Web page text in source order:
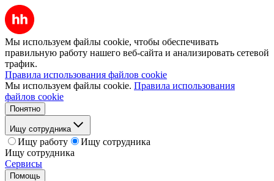
Мы используем файлы cookie, чтобы обеспечивать
правильную работу нашего веб-сайта и анализировать сетевой
трафик.
Правила использования файлов cookie
Мы используем файлы cookie. Правила использования
файлов cookie
Понятно
Ищу сотрудника
Ищу работу
Ищу сотрудника
Ищу сотрудника
Сервисы
Помощь